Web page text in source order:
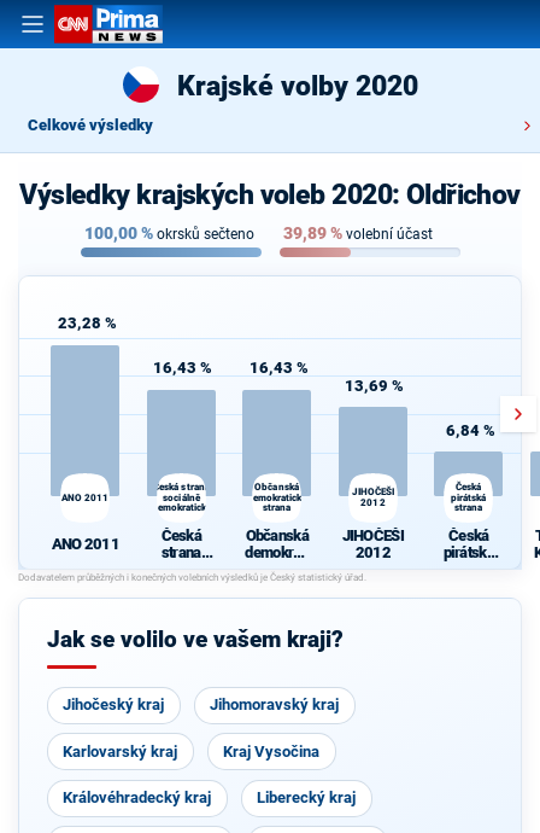
Krajské volby 2020
Celkové výsledky
Výsledky krajských voleb 2020: Oldřichov
100,00% okrsků sečteno 39,89% volební účast
23,28 %
ANO 2011
ANO 2011
16,43 %
Česká strana
sociálně
demokratická
Česká
strana
sociálně
demokrati
cká
16,43 %
Občanská
demokratická
strana
Občanská
demokrati
cká strana
13,69 %
JIHOČEŠI
2012
JIHOČEŠI
2012
6,84 %
Česká
pirátská
strana
Česká
pirátská
strana
Jak se volilo ve vašem kraji?
Jihočeský kraj Jihomoravský kraj
Karlovarský kraj Kraj Vysočina
Královéhradecký kraj Liberecký kraj